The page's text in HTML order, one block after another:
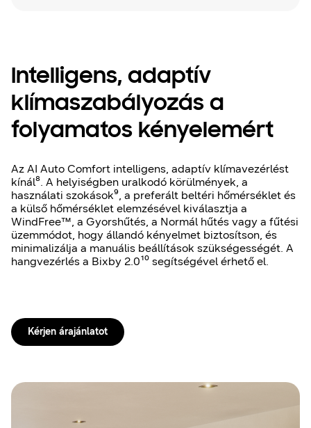
Intelligens, adaptív
klímaszabályozás a
folyamatos kényelemért
Az AI Auto Comfort intelligens, adaptív klímavezérlést
kínál⁸. A helyiségben uralkodó körülmények, a
használati szokások⁹, a preferált beltéri hőmérséklet és
a külső hőmérséklet elemzésével kiválasztja a
WindFree™, a Gyorshűtés, a Normál hűtés vagy a fűtési
üzemmódot, hogy állandó kényelmet biztosítson, és
minimalizálja a manuális beállítások szükségességét. A
hangvezérlés a Bixby 2.0¹⁰ segítségével érhető el.
Kérjen árajánlatot